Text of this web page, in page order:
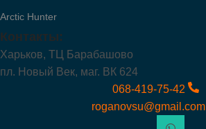
Arctic Hunter
Контакты:
Харьков, ТЦ Барабашово
пл. Новый Век, маг. ВК 624
068-419-75-42
roganovsu@gmail.com